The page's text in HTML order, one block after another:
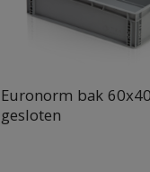
Euronorm bak
gesloten